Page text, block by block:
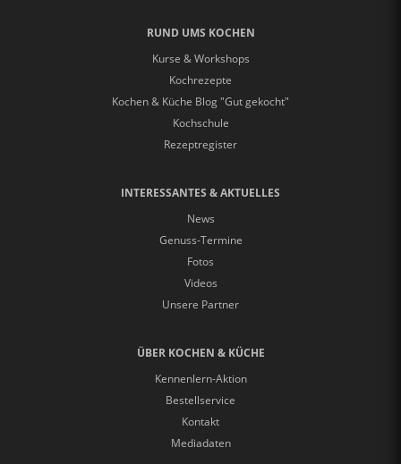
RUND UMS KOCHEN
Kurse & Workshops
Kochrezepte
Kochen & Küche Blog "Gut gekocht"
Kochschule
Rezeptregister
INTERESSANTES & AKTUELLES
News
Genuss-Termine
Fotos
Videos
Unsere Partner
ÜBER KOCHEN & KÜCHE
Kennenlern-Aktion
Bestellservice
Kontakt
Mediadaten